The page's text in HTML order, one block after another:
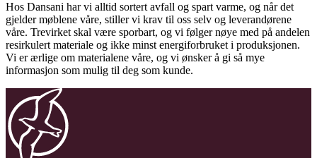
Hos Dansani har vi alltid sortert avfall og spart varme, og når det
gjelder møblene våre, stiller vi krav til oss selv og leverandørene
våre. Trevirket skal være sporbart, og vi følger nøye med på andelen
resirkulert materiale og ikke minst energiforbruket i produksjonen.
Vi er ærlige om materialene våre, og vi ønsker å gi så mye
informasjon som mulig til deg som kunde.